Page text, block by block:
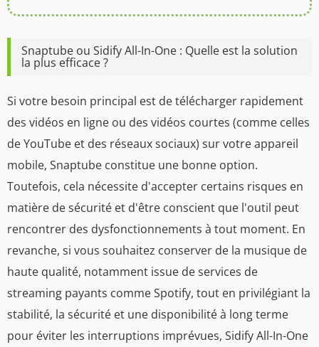
Snaptube ou Sidify All-In-One : Quelle est la solution
la plus efficace ?
Si votre besoin principal est de télécharger rapidement
des vidéos en ligne ou des vidéos courtes (comme celles
de YouTube et des réseaux sociaux) sur votre appareil
mobile, Snaptube constitue une bonne option.
Toutefois, cela nécessite d'accepter certains risques en
matière de sécurité et d'être conscient que l'outil peut
rencontrer des dysfonctionnements à tout moment. En
revanche, si vous souhaitez conserver de la musique de
haute qualité, notamment issue de services de
streaming payants comme Spotify, tout en privilégiant la
stabilité, la sécurité et une disponibilité à long terme
pour éviter les interruptions imprévues, Sidify All-In-One